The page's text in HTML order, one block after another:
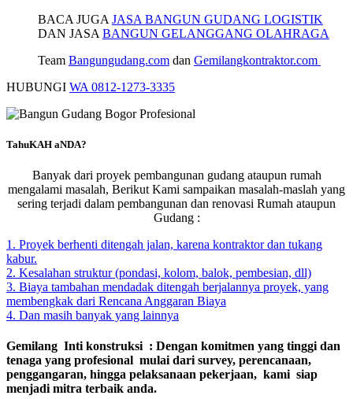
BACA JUGA JASA BANGUN GUDANG LOGISTIK
DAN JASA BANGUN GELANGGANG OLAHRAGA
Team Bangungudang.com dan Gemilangkontraktor.com
HUBUNGI WA 0812-1273-3335
TahuKAH aNDA?
Banyak dari proyek pembangunan gudang ataupun rumah
mengalami masalah, Berikut Kami sampaikan masalah-maslah yang
sering terjadi dalam pembangunan dan renovasi Rumah ataupun
Gudang :
1. Proyek berhenti ditengah jalan, karena kontraktor dan tukang
kabur.
2. Kesalahan struktur (pondasi, kolom, balok, pembesian, dll)
3. Biaya tambahan mendadak ditengah berjalannya proyek, yang
membengkak dari Rencana Anggaran Biaya
4. Dan masih banyak yang lainnya
Gemilang Inti konstruksi : Dengan komitmen yang tinggi dan
tenaga yang profesional mulai dari survey, perencanaan,
penggangaran, hingga pelaksanaan pekerjaan, kami siap
menjadi mitra terbaik anda.